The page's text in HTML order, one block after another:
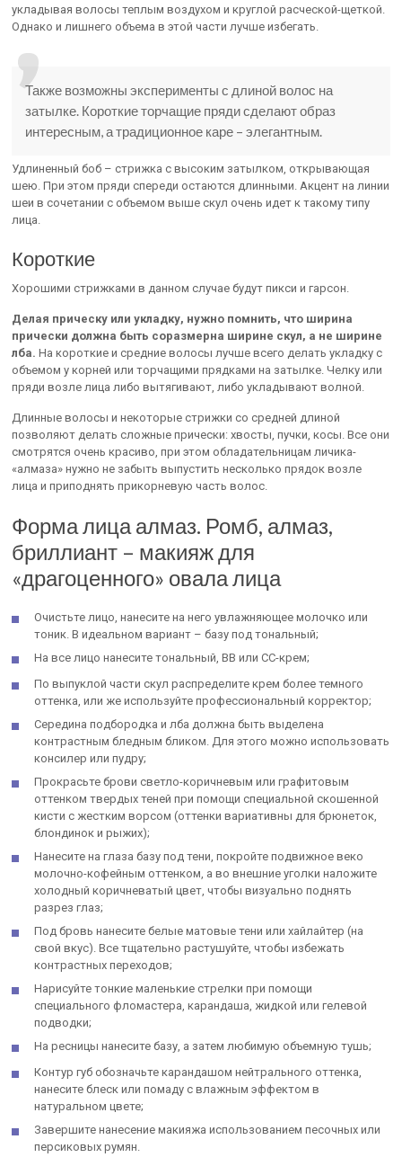
укладывая волосы теплым воздухом и круглой расческой-щеткой.
Однако и лишнего объема в этой части лучше избегать.
Также возможны эксперименты с длиной волос на
затылке. Короткие торчащие пряди сделают образ
интересным, а традиционное каре – элегантным.
Удлиненный боб – стрижка с высоким затылком, открывающая
шею. При этом пряди спереди остаются длинными. Акцент на линии
шеи в сочетании с объемом выше скул очень идет к такому типу
лица.
Короткие
Хорошими стрижками в данном случае будут пикси и гарсон.
Делая прическу или укладку, нужно помнить, что ширина
прически должна быть соразмерна ширине скул, а не ширине
лба. На короткие и средние волосы лучше всего делать укладку с
объемом у корней или торчащими прядками на затылке. Челку или
пряди возле лица либо вытягивают, либо укладывают волной.
Длинные волосы и некоторые стрижки со средней длиной
позволяют делать сложные прически: хвосты, пучки, косы. Все они
смотрятся очень красиво, при этом обладательницам личика-
«алмаза» нужно не забыть выпустить несколько прядок возле
лица и приподнять прикорневую часть волос.
Форма лица алмаз. Ромб, алмаз,
бриллиант – макияж для
«драгоценного» овала лица
Очистьте лицо, нанесите на него увлажняющее молочко или
тоник. В идеальном вариант – базу под тональный;
На все лицо нанесите тональный, ВВ или СС-крем;
По выпуклой части скул распределите крем более темного
оттенка, или же используйте профессиональный корректор;
Середина подбородка и лба должна быть выделена
контрастным бледным бликом. Для этого можно использовать
консилер или пудру;
Прокрасьте брови светло-коричневым или графитовым
оттенком твердых теней при помощи специальной скошенной
кисти с жестким ворсом (оттенки вариативны для брюнеток,
блондинок и рыжих);
Нанесите на глаза базу под тени, покройте подвижное веко
молочно-кофейным оттенком, а во внешние уголки наложите
холодный коричневатый цвет, чтобы визуально поднять
разрез глаз;
Под бровь нанесите белые матовые тени или хайлайтер (на
свой вкус). Все тщательно растушуйте, чтобы избежать
контрастных переходов;
Нарисуйте тонкие маленькие стрелки при помощи
специального фломастера, карандаша, жидкой или гелевой
подводки;
На ресницы нанесите базу, а затем любимую объемную тушь;
Контур губ обозначьте карандашом нейтрального оттенка,
нанесите блеск или помаду с влажным эффектом в
натуральном цвете;
Завершите нанесение макияжа использованием песочных или
персиковых румян.